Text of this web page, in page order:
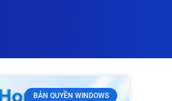
BẢN QUYỀN WINDOWS